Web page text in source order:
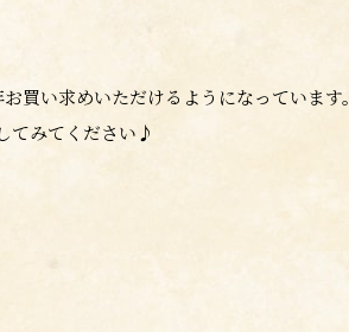
買い求めいただけるようになっています。
てみてください♪